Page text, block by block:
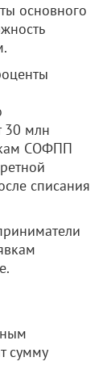
основного
30 млн
СОФПП
списания
сумму